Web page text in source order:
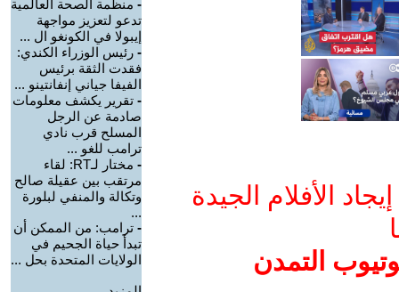
الأفلام الجيدة
التمدن
- منظمة الصحة العالمية
تدعو لتعزيز مواجهة
إيبولا في الكونغو ال ...
- رئيس الوزراء الكندي:
فقدت الثقة برئيس
الفيفا جياني إنفانتينو ...
- تقرير يكشف معلومات
صادمة عن الرجل
المسلح قرب نادي
ترامب للغو ...
-
مختار لـRT: لقاء
مرتقب بين عقيلة صالح
وتكالة والمنفي لبلورة
...
- ترامب: من الممكن أن
تبدأ حياة الجحيم في
الولايات المتحدة بحل ...